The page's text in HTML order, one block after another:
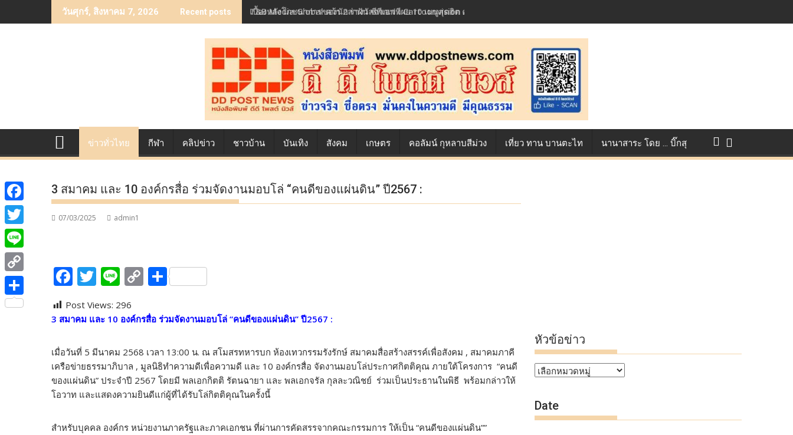
to
วันศุกร์, สิงหาคม 7, 2026 Recent posts เบื้องหลังโภชนาการของนักล่าฝัน ซีพีเอฟ เผย 10 เมนูสุดฮิต ตลอดเส้นทางการแข่งขัน True AF 2026 :
ข่าวทั่วไทย กีฬา คลิปข่าว ชาวบ้าน บันเทิง สังคม เกษตร คอลัมน์ กุหลาบสีม่วง เที่ยว ทาน บานตะไท นานาสาระ โดย … บิ๊กสุ
3 สมาคม และ 10 องค์กรสื่อ ร่วมจัดงานมอบโล่ “คนดีของแผ่นดิน” ปี2567 :
07/03/2025 admin1
F
e
o
o
k
T
itt
Li
e
C
p
Li
n
k
S
ar
Post Views: 296
3 สมาคม และ 10 องค์กรสื่อ ร่วมจัดงานมอบโล่ “คนดีของแผ่นดิน” ปี2567 :
เมื่อวันที่ 5 มีนาคม 2568 เวลา 13:00 น. ณ สโมสรทหารบก ห้องเทวกรรมรังรักษ์ สมาคมสื่อสร้างสรรค์เพื่อสังคม , สมาคมภาคี
เครือข่ายธรรมาภิบาล , มูลนิธิทำความดีเพื่อความดี และ 10 องค์กรสื่อ จัดงานมอบโล่ประกาศกิตติคุณ ภายใต้โครงการ “คนดี
ของแผ่นดิน” ประจำปี 2567 โดยมี พลเอกกิตติ รัตนฉายา และ พลเอกจรัล กุลละวณิชย์ ร่วมเป็นประธานในพิธี พร้อมกล่าวให้
โอวาท และแสดงความยินดีแก่ผู้ที่ได้รับโล่กิตติคุณในครั้งนี้
สำหรับบุคคล องค์กร หน่วยงานภาครัฐและภาคเอกชน ที่ผ่านการคัดสรรจากคณะกรรมการ ให้เป็น “คนดีของแผ่นดิน””
หัวข้อข่าว
หัวข้อ
Date
F
a
c
e
b
o
T
w
i
t
t
L
i
n
C
o
S